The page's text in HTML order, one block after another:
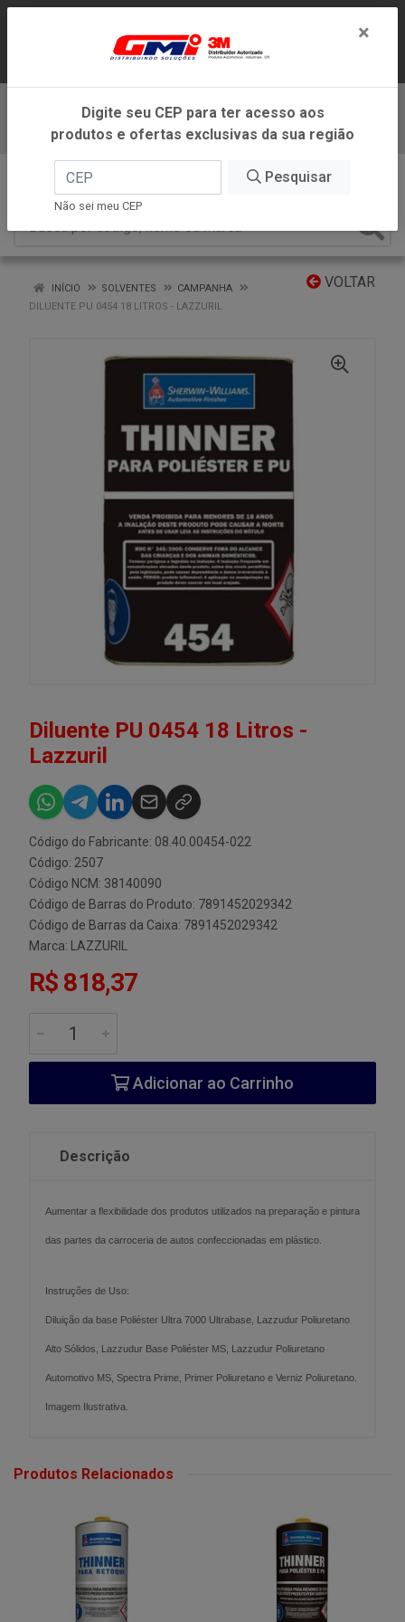
ATENDIMENTO DENTRO DO ESTADO DE
MINAS GERAIS.
Baixe já nosso APP
VOLTAR
INÍCIO SOLVENTES
CAMPANHA
DILUENTE PU 0454 18 LITROS - LAZZURIL
Diluente PU 0454 18 Litros -
Lazzuril
Código do Fabricante: 08.40.00454-022
Código: 2507
Código NCM: 38140090
Código de Barras do Produto: 7891452029342
Código de Barras da Caixa: 7891452029342
Marca:
LAZZURIL
R$ 818,37
Adicionar ao Carrinho
Descrição
Aumentar a flexibilidade dos produtos utilizados na preparação e pintura
das partes da carroceria de autos confeccionadas em plástico.
Instruções de Uso:
Diluição da base Poliéster Ultra 7000 Ultrabase, Lazzudur Poliuretano
Alto Sólidos, Lazzudur Base Poliéster MS, Lazzudur Poliuretano
Automotivo MS, Spectra Prime, Primer Poliuretano e Verniz Poliuretano.
Imagem Ilustrativa.
Produtos Relacionados
×
Digite seu CEP para ter acesso aos
produtos e ofertas exclusivas da sua região
Pesquisar
Não sei meu CEP